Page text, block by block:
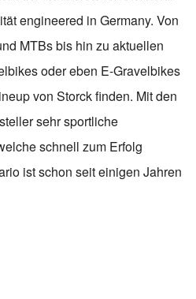
engineered in Germany. Von
MTBs bis hin zu aktuellen
oder eben E-Gravelbikes
von Storck finden. Mit den
sehr sportliche
schnell zum Erfolg
ist schon seit einigen Jahren